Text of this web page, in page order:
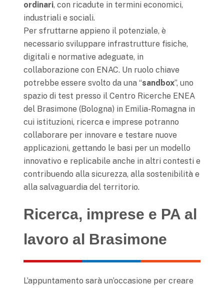
ordinari, con ricadute in termini economici,
industriali e sociali.
Per sfruttarne appieno il potenziale, è
necessario sviluppare infrastrutture fisiche,
digitali e normative adeguate, in
collaborazione con ENAC. Un ruolo chiave
potrebbe essere svolto da una “sandbox”, uno
spazio di test presso il Centro Ricerche ENEA
del Brasimone (Bologna) in Emilia-Romagna in
cui istituzioni, ricerca e imprese potranno
collaborare per innovare e testare nuove
applicazioni, gettando le basi per un modello
innovativo e replicabile anche in altri contesti e
contribuendo alla sicurezza, alla sostenibilità e
alla salvaguardia del territorio.
Ricerca, imprese e PA al
lavoro al Brasimone
L’appuntamento sarà un’occasione per creare